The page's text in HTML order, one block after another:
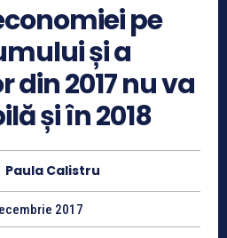
pe
și a
2017 nu va
și în 2018
Paula Calistru
2017